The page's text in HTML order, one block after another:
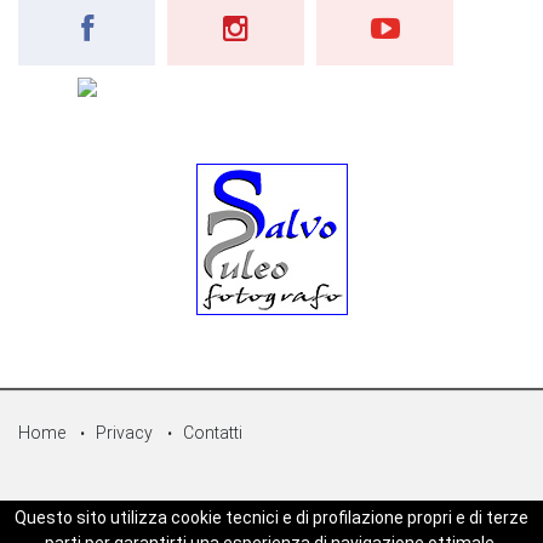
Home Privacy Contatti
© Copyright 2026 - Sicilpress Publisher soc.coop - P.Iva:
07050860829 - WEBSICILIANEWS è una testata registrata - Aut. del
Questo sito utilizza cookie tecnici e di profilazione propri e di terze